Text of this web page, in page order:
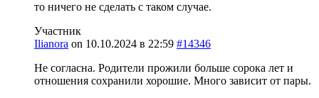
то ничего не сделать с таком случае.
Участник
Ilianora on 10.10.2024 в 22:59 #14346
Не согласна. Родители прожили больше сорока лет и
отношения сохранили хорошие. Много зависит от пары.